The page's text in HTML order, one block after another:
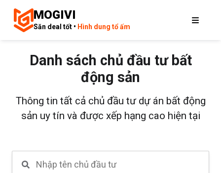
MOGIVI
Săn deal tốt • Hình dung tổ ấm
Danh sách chủ đầu tư bất
động sản
Thông tin tất cả chủ đầu tư dự án bất động
sản uy tín và được xếp hạng cao hiện tại